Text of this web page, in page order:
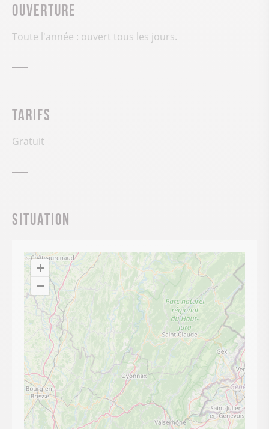
Ouverture
Toute l'année : ouvert tous les jours.
Tarifs
Gratuit
Situation
+
−